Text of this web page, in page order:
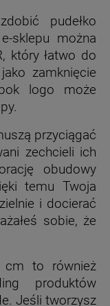
pudełko
sklepu można
który łatwo do
zamknięcie
logo może
przyciągać
zechcieli ich
obudowy
temu Twoja
i docierać
sobie, że
cm to również
produktów
Jeśli tworzysz